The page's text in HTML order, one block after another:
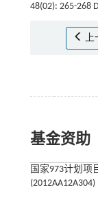
48(02): 265-268
基金资助
国家973计划项
(2012AA12A304)